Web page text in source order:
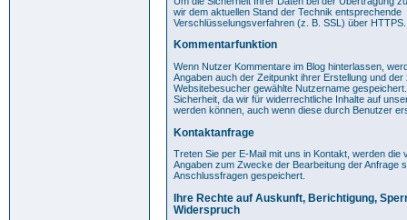
wir dem aktuellen Stand der Technik entsprechende
Verschlüsselungsverfahren (z. B. SSL) über HTTPS.
Kommentarfunktion
Wenn Nutzer Kommentare im Blog hinterlassen,
Angaben auch der Zeitpunkt ihrer Erstellung und
Websitebesucher gewählte Nutzername
Sicherheit, da wir für widerrechtliche Inhalte auf
werden können, auch wenn diese durch Benutzer
Kontaktanfrage
Treten Sie per E-Mail mit uns in Kontakt, werden die
Angaben zum Zwecke der Bearbeitung der Anfrage
Anschlussfragen gespeichert.
Ihre Rechte auf Auskunft, Berichtigung,
Widerspruch